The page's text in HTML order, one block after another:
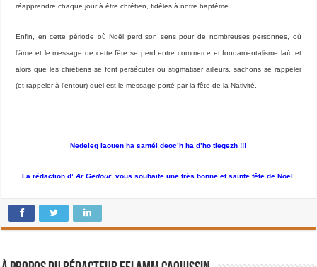
réapprendre chaque jour à être chrétien, fidèles à notre baptême.
Enfin, en cette période où Noël perd son sens pour de nombreuses personnes, où
l’âme et le message de cette fête se perd entre commerce et fondamentalisme laïc et
alors que les chrétiens se font persécuter ou stigmatiser ailleurs, sachons se rappeler
(et rappeler à l’entour) quel est le message porté par la fête de la Nativité.
Nedeleg laouen ha santél deoc’h ha d’ho tiegezh !!!
La rédaction d’ Ar Gedour vous souhaite une très bonne et sainte fête de Noël.